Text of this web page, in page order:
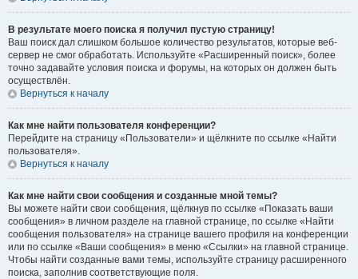
В результате моего поиска я получил пустую страницу!
Ваш поиск дал слишком большое количество результатов, которые веб-
сервер не смог обработать. Используйте «Расширенный поиск», более
точно задавайте условия поиска и форумы, на которых он должен быть
осуществлён.
Вернуться к началу
Как мне найти пользователя конференции?
Перейдите на страницу «Пользователи» и щёлкните по ссылке «Найти
пользователя».
Вернуться к началу
Как мне найти свои сообщения и созданные мной темы?
Вы можете найти свои сообщения, щёлкнув по ссылке «Показать ваши
сообщения» в личном разделе на главной странице, по ссылке «Найти
сообщения пользователя» на странице вашего профиля на конференции
или по ссылке «Ваши сообщения» в меню «Ссылки» на главной странице.
Чтобы найти созданные вами темы, используйте страницу расширенного
поиска, заполнив соответствующие поля.